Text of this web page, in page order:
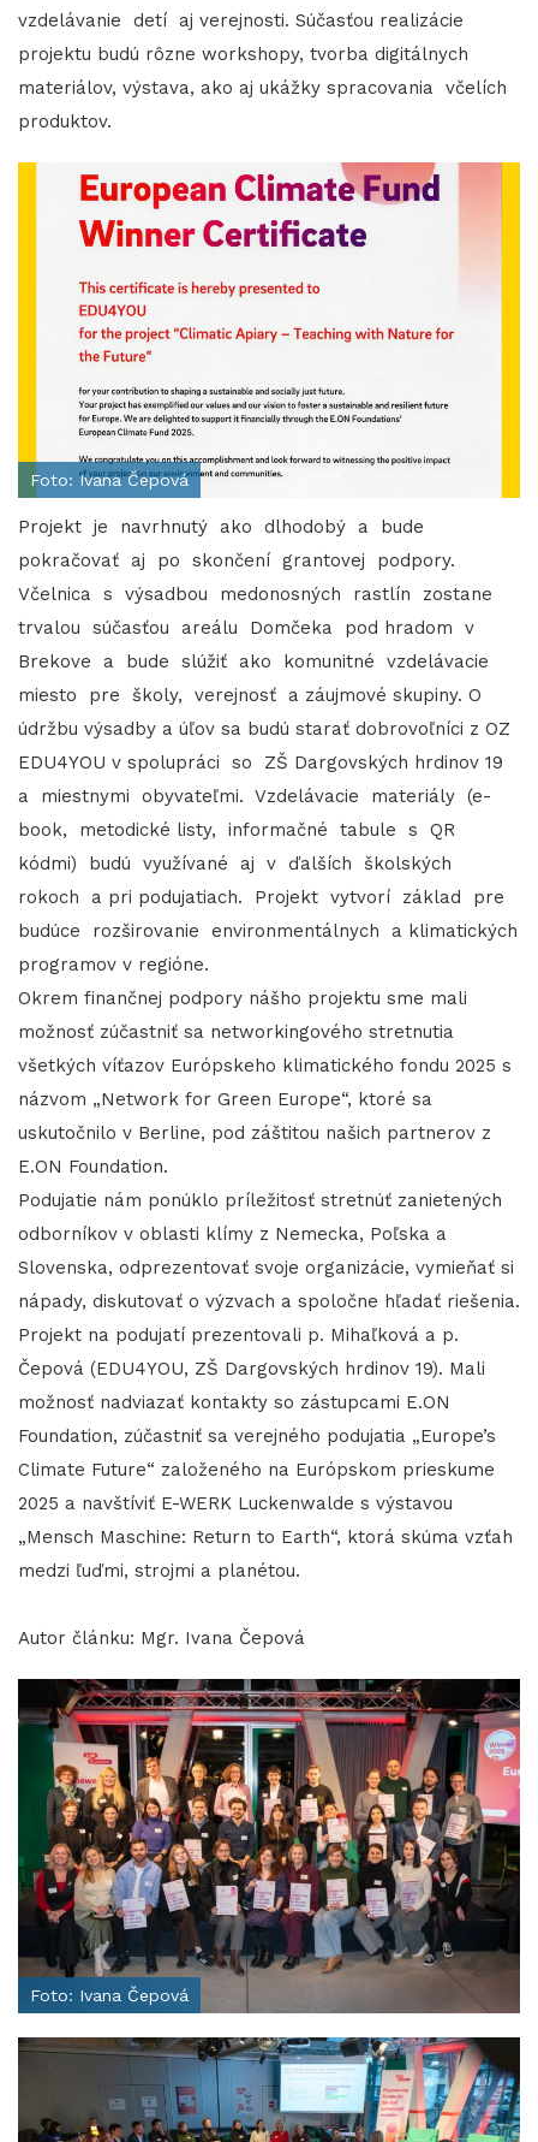
vzdelávanie detí aj verejnosti. Súčasťou realizácie
projektu budú rôzne workshopy, tvorba digitálnych
materiálov, výstava, ako aj ukážky spracovania včelích
produktov.
Foto: Ivana Čepová
Projekt je navrhnutý ako dlhodobý a bude
pokračovať aj po skončení grantovej podpory.
Včelnica s výsadbou medonosných rastlín zostane
trvalou súčasťou areálu Domčeka pod hradom v
Brekove a bude slúžiť ako komunitné vzdelávacie
miesto pre školy, verejnosť a záujmové skupiny. O
údržbu výsadby a úľov sa budú starať dobrovoľníci z OZ
EDU4YOU v spolupráci so ZŠ Dargovských hrdinov 19
a miestnymi obyvateľmi. Vzdelávacie materiály (e-
book, metodické listy, informačné tabule s QR
kódmi) budú využívané aj v ďalších školských
rokoch a pri podujatiach. Projekt vytvorí základ pre
budúce rozširovanie environmentálnych a klimatických
programov v regióne.
Okrem finančnej podpory nášho projektu sme mali
možnosť zúčastniť sa networkingového stretnutia
všetkých víťazov Európskeho klimatického fondu 2025 s
názvom „Network for Green Europe“, ktoré sa
uskutočnilo v Berline, pod záštitou našich partnerov z
E.ON Foundation.
Podujatie nám ponúklo príležitosť stretnúť zanietených
odborníkov v oblasti klímy z Nemecka, Poľska a
Slovenska, odprezentovať svoje organizácie, vymieňať si
nápady, diskutovať o výzvach a spoločne hľadať riešenia.
Projekt na podujatí prezentovali p. Mihaľková a p.
Čepová (EDU4YOU, ZŠ Dargovských hrdinov 19). Mali
možnosť nadviazať kontakty so zástupcami E.ON
Foundation, zúčastniť sa verejného podujatia „Europe’s
Climate Future“ založeného na Európskom prieskume
2025 a navštíviť E-WERK Luckenwalde s výstavou
„Mensch Maschine: Return to Earth“, ktorá skúma vzťah
medzi ľuďmi, strojmi a planétou.
Autor článku: Mgr. Ivana Čepová
Foto: Ivana Čepová